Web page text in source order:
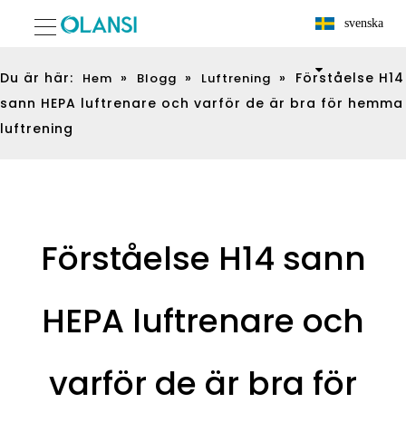
svenska
Du är här: Hem » Blogg » Luftrening »
Förståelse H14
sann HEPA luftrenare och varför de är bra för hemma
luftrening
Förståelse H14 sann
HEPA luftrenare och
varför de är bra för